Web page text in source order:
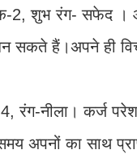
शुभ रंग- सफेद ।
हैं।अपने ही
रंग-नीला। कर्ज
का साथ